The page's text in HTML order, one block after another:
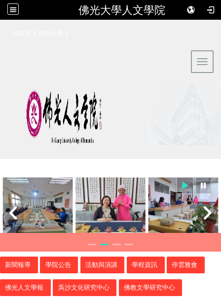
佛光大學人文學院
新聞報導 學院公告 活動與演講 學程資訊 停雲雅會
佛光人文學報 吳沙文化研究中心 佛教文學研究中心